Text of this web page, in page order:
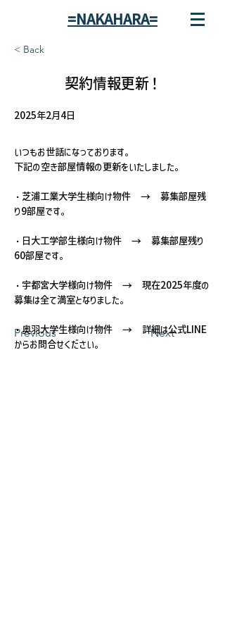
=NAKAHARA=
< Back
契約情報更新！
2025年2月4日
Previous Next
いつもお世話になっております。
下記の空き部屋情報の更新をいたしました。
・芝浦工業大学生様向け物件　→　募集部屋残
り9部屋です。
・日大工学部生様向け物件　→　募集部屋残り
60部屋です。
・宇都宮大学様向け物件　→　現在2025年度の
募集は全て満室となりました。
・奥羽大学生様向け物件　→　詳細は公式LINE
からお問合せください。